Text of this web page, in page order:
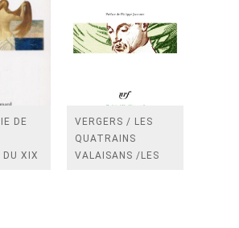
DE
DU XIX
VERGERS / LES
QUATRAINS
VALAISANS /LES